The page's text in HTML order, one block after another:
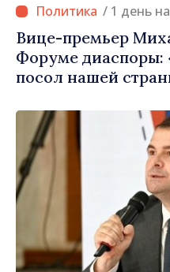
/ 1 день
Вице-премьер
Форуме диаспоры:
посол нашей
Молдова»